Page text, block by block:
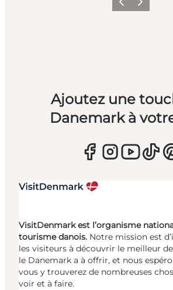
PrécédentSuivant
Ajoutez une
Danemark à
VisitDenmark est l’organisme
tourisme danois. Notre mission est
les visiteurs à découvrir le meilleur
le Danemark a à offrir, et nous
vous y trouverez de nombreuses
voir et à faire.